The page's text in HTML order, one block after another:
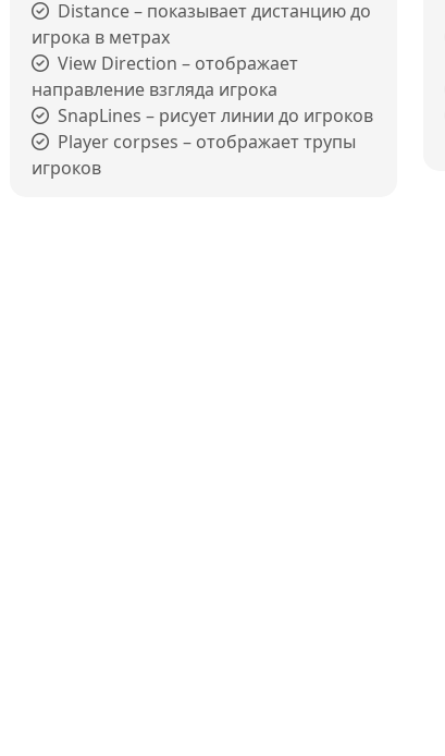
Distance – показывает дистанцию до
игрока в метрах
View Direction – отображает
направление взгляда игрока
SnapLines – рисует линии до игроков
Player corpses – отображает трупы
игроков